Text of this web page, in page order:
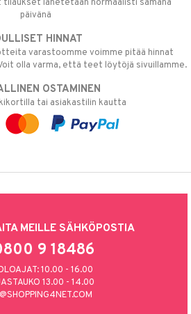
tilaukset lähetetään normaalisti samana
päivänä
HINNAT
varastoomme voimme pitää hinnat
olla varma, että teet löytöjä sivuillamme.
OSTAMINEN
tai asiakastilin kautta
MEILLE SÄHKÖPOSTIA
9 18486
10.00 - 16.00
13.00 - 14.00